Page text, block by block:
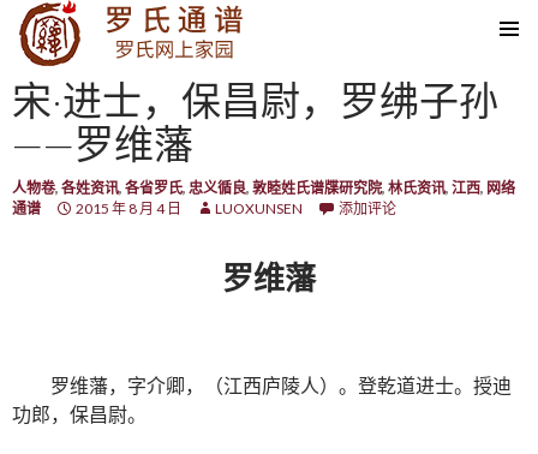
SKIP TO CONTENT
宋·进士，保昌尉，罗绋子孙
——罗维藩
人物卷, 各姓资讯, 各省罗氏, 忠义循良, 敦睦姓氏谱牒研究院, 林氏资讯, 江西, 网络
通谱
2015 年 8 月 4 日 LUOXUNSEN 添加评论
罗维藩
罗维藩，字介卿，（江西庐陵人）。登乾道进士。授迪
功郎，保昌尉。